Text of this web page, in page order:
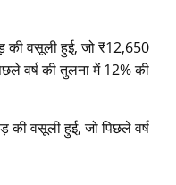
की वसूली हुई, जो ₹12,650
वर्ष की तुलना में 12% की
वसूली हुई, जो पिछले वर्ष